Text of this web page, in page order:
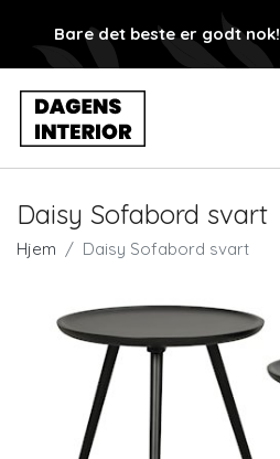
Bare det beste er godt nok!
Daisy Sofabord svart
Hjem Daisy Sofabord svart